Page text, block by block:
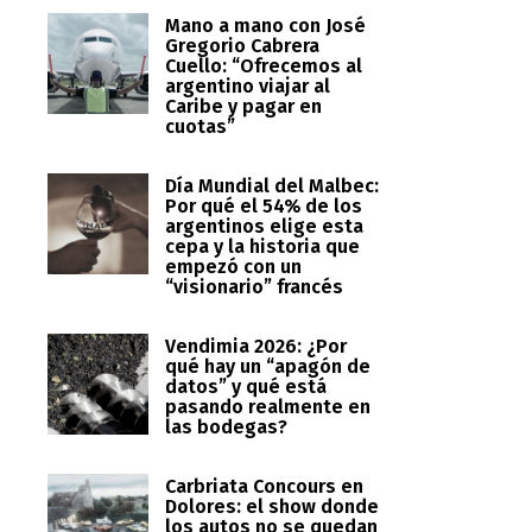
Mano a mano con José
Gregorio Cabrera
Cuello: “Ofrecemos al
argentino viajar al
Caribe y pagar en
cuotas”
Día Mundial del Malbec:
Por qué el 54% de los
argentinos elige esta
cepa y la historia que
empezó con un
“visionario” francés
Vendimia 2026: ¿Por
qué hay un “apagón de
datos” y qué está
pasando realmente en
las bodegas?
Carbriata Concours en
Dolores: el show donde
los autos no se quedan